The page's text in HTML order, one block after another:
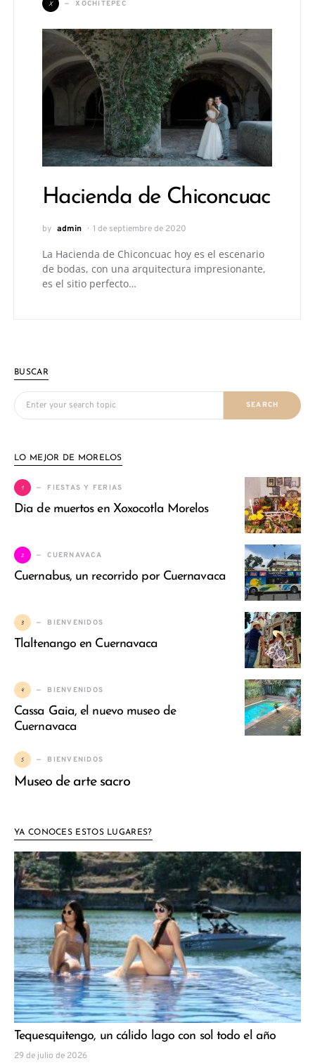
X XOCHITEPEC
Hacienda de Chiconcuac
by admin 1 de septiembre de 2020
La Hacienda de Chiconcuac hoy es el escenario
de bodas, con una arquitectura impresionante,
es el sitio perfecto…
BUSCAR
Search for:
SEARCH
LO MEJOR DE MORELOS
1 FIESTAS Y FERIAS
Dia de muertos en Xoxocotla Morelos
2 CUERNAVACA
Cuernabus, un recorrido por Cuernavaca
3 BIENVENIDOS
Tlaltenango en Cuernavaca
4 BIENVENIDOS
Cassa Gaia, el nuevo museo de
Cuernavaca
5 BIENVENIDOS
Museo de arte sacro
YA CONOCES ESTOS LUGARES?
Tequesquitengo, un cálido lago con sol todo el año
29 de julio de 2026